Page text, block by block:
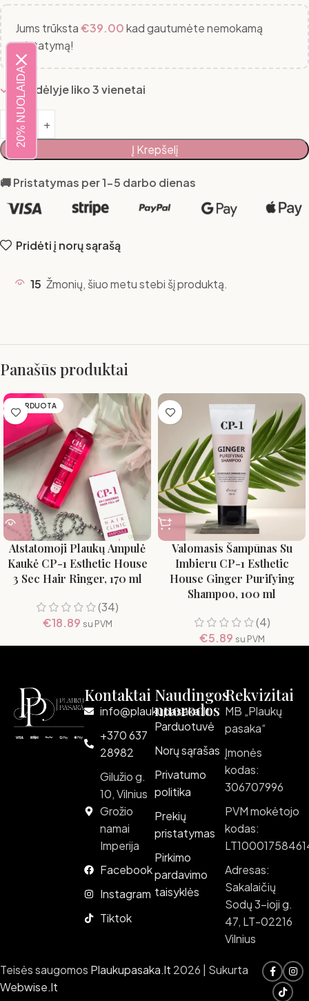
Jums trūksta€39.00kad gautumėte nemokamą
pristatymą!
Sandėlyje liko 3 vienetai
Į Krepšelį
🚚 Pristatymas per 1-5 darbo dienas
Pridėti į norų sąrašą
15 Žmonių, šiuo metu stebi šį produktą.
Panašūs produktai
IŠPARDUOTA
Atstatomoji Plaukų Ampulė
Kaukė CP-1 Esthetic House
3 Sec Hair Ringer, 170 ml
(34)
€18.89 su PVM
Valomasis Šampūnas Su
Imbieru CP-1 Esthetic
House Ginger Purifying
Shampoo, 100 ml
(4)
€5.89 su PVM
Kontaktai
info@plaukupasaka.lt
+370 637
28982
Gilužio g.
10, Vilnius
Grožio
namai
Imperija
Facebook
Instagram
Tiktok
Naudingos
nuorodos
Parduotuvė
Norų sąrašas
Privatumo
politika
Prekių
pristatymas
Pirkimo
pardavimo
taisyklės
Rekvizitai
MB „Plaukų
pasaka“
Įmonės
kodas:
306707996
PVM mokėtojo
kodas:
Adresas:
Sakalaičių
Sodų 3-ioji g.
47, LT-02216
Vilnius
Teisės saugomos Plaukupasaka.lt 2026 | Sukurta
Webwise.lt
20% NUOLAIDA